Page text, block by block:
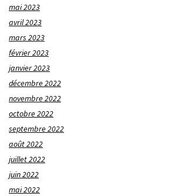
mai 2023
avril 2023
mars 2023
février 2023
janvier 2023
décembre 2022
novembre 2022
octobre 2022
septembre 2022
août 2022
juillet 2022
juin 2022
mai 2022